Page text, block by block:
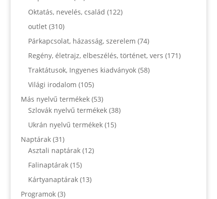
Oktatás, nevelés, család (122)
outlet (310)
Párkapcsolat, házasság, szerelem (74)
Regény, életrajz, elbeszélés, történet, vers (171)
Traktátusok, Ingyenes kiadványok (58)
Világi irodalom (105)
Más nyelvű termékek (53)
Szlovák nyelvű termékek (38)
Ukrán nyelvű termékek (15)
Naptárak (31)
Asztali naptárak (12)
Falinaptárak (15)
Kártyanaptárak (13)
Programok (3)